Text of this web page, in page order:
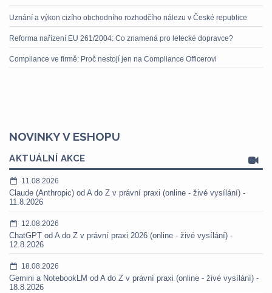
Uznání a výkon cizího obchodního rozhodčího nálezu v České republice
Reforma nařízení EU 261/2004: Co znamená pro letecké dopravce?
Compliance ve firmě: Proč nestojí jen na Compliance Officerovi
NOVINKY V ESHOPU
AKTUÁLNÍ AKCE
11.08.2026
Claude (Anthropic) od A do Z v právní praxi (online - živé vysílání) -
11.8.2026
12.08.2026
ChatGPT od A do Z v právní praxi 2026 (online - živé vysílání) -
12.8.2026
18.08.2026
Gemini a NotebookLM od A do Z v právní praxi (online - živé vysílání) -
18.8.2026